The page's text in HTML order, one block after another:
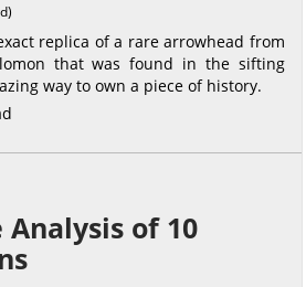
replica of a rare arrowhead from
that was found in the sifting
way to own a piece of history.
Analysis of 10